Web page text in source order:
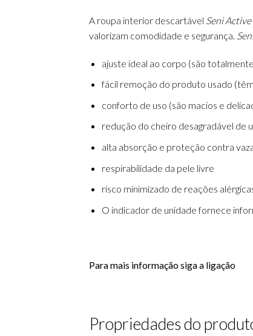
A roupa interior descartável Seni
valorizam comodidade e segurança.
ajuste ideal ao corpo (são
fácil remoção do produto usado
conforto de uso (são macios e
redução do cheiro desagradável de
alta absorção e proteção contra
respirabilidade da pele livre
risco minimizado de reações
O indicador de unidade fornece
Para mais informação siga a ligação
Propriedades do